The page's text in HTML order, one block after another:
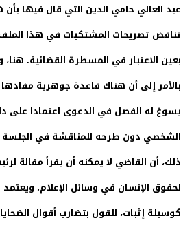
عبد العالي حامي الدين التي قال فيها
تناقض تصريحات المشتكيات في هذا
بعين الاعتبار في المسطرة القضائية.
بالأمر إلى أن هناك قاعدة جوهرية
يسوغ له الفصل في الدعوى اعتمادا على
ذلك، أن القاضي لا يمكنه أن يقرأ مقالة
لحقوق الإنسان في وسائل الإعلام،
كوسيلة إثبات، للقول بتضارب أقوال